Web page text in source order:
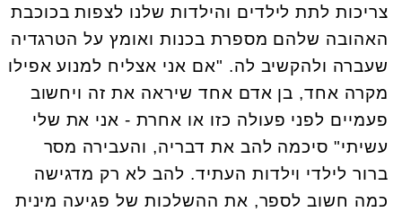
צריכות לתת לילדים והילדות שלנו לצפות בכוכבת
האהובה שלהם מספרת בכנות ואומץ על הטרגדיה
שעברה ולהקשיב לה. "אם אני אצליח למנוע אפילו
מקרה אחד, בן אדם אחד שיראה את זה ויחשוב
פעמיים לפני פעולה כזו או אחרת - אני את שלי
עשיתי" סיכמה להב את דבריה, והעבירה מסר
ברור לילדי וילדות העתיד. להב לא רק מדגישה
כמה חשוב לספר, את ההשלכות של פגיעה מינית